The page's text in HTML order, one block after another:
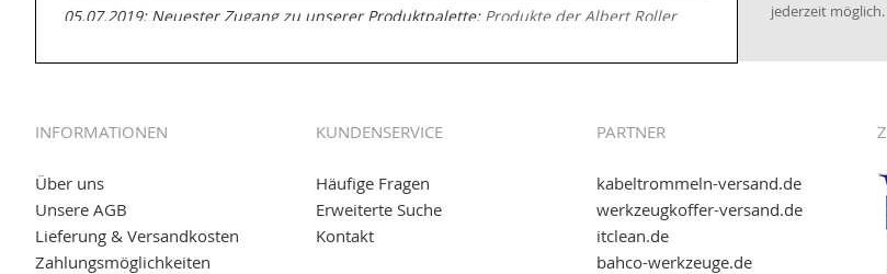
05.07.2019: Neuester Zugang zu unserer Produktpalette: Produkte der Albert Roller
04.11.2018: Überarbeitung der Corporate Identity (CI)
- Zahlung per paydirekt
16.01.2017:
- Visa & MasterCard (inkl. Maestro)
12.01.2017: JETZT NEU- giropay, SOFORT-Überweisung sowie eps (PAYONE)
jederzeit möglich.
INFORMATIONEN
Über uns
Unsere AGB
Lieferung & Versandkosten
Zahlungsmöglichkeiten
KUNDENSERVICE
Häufige Fragen
Erweiterte Suche
Kontakt
PARTNER
kabeltrommeln-versand.de
werkzeugkoffer-versand.de
itclean.de
bahco-werkzeuge.de